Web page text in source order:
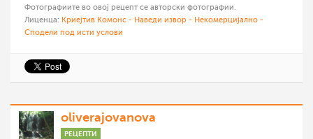
Фотографиите во овој рецепт се авторски фотографии.
Лиценца: Криејтив Комонс - Наведи извор - Некомерцијално -
Сподели под исти услови
oliverajovanova
РЕЦЕПТИ